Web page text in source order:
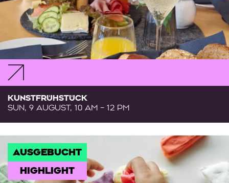
KUNSTFRÜHSTÜCK
SUN, 9 AUGUST, 10 AM – 12 PM
AUSGEBUCHT
HIGHLIGHT